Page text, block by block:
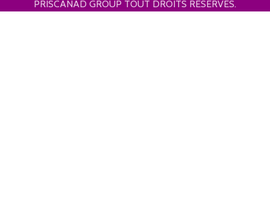
PRISCANAD GROUP TOUT DROITS RESERVES.